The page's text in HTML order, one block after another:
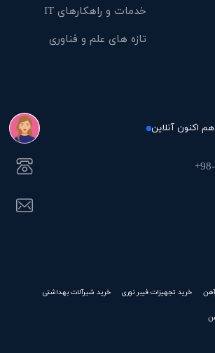
خدمات و راهکارهای IT
تازه های علم و فناوری
هم اکنون آنلاین
خرید تجهیزات فیبر نوری خرید شیرآلات بهداشتی